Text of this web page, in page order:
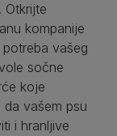
Otkrijte
kompanije
vašeg
sočne
koje
vašem psu
i hranljive